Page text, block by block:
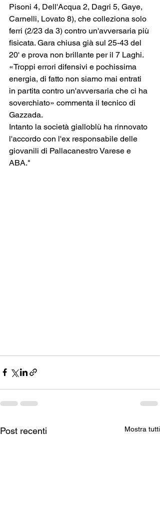
Pisoni 4, Dell'Acqua 2, Dagri 5, Gaye,
Carnelli, Lovato 8), che colleziona solo
ferri (2/23 da 3) contro un'avversaria più
fisicata. Gara chiusa già sul 25-43 del
20' e prova non brillante per il 7 Laghi.
«Troppi errori difensivi e pochissima
energia, di fatto non siamo mai entrati
in partita contro un'avversaria che ci ha
soverchiato» commenta il tecnico di
Gazzada.
Intanto la società gialloblù ha rinnovato
l'accordo con l'ex responsabile delle
giovanili di Pallacanestro Varese e
ABA."
Post recenti Mostra tutti